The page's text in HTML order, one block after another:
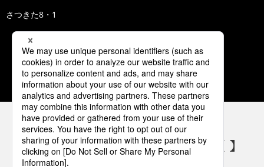
さつきた8・1
1 2 3 4 5
パナソニックの電気設備 SNSアカウント